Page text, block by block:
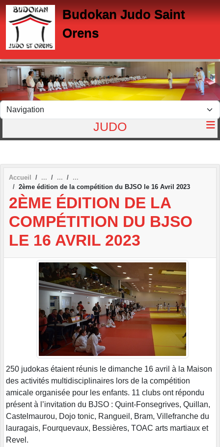
Budokan Judo Saint
Orens
JUDO
Accueil
2ème édition de la compétition du BJSO le 16 Avril 2023
2ÈME ÉDITION DE LA
COMPÉTITION DU BJSO
LE 16 AVRIL 2023
250 judokas étaient réunis le dimanche 16 avril à la Maison
des activités multidisciplinaires lors de la compétition
amicale organisée pour les enfants. 11 clubs ont répondu
présent à l’invitation du BJSO : Quint-Fonsegrives, Quillan,
Castelmaurou, Dojo tonic, Rangueil, Bram, Villefranche du
lauragais, Fourquevaux, Bessières, TOAC arts martiaux et
Revel.
Panneau de gestion des cookies